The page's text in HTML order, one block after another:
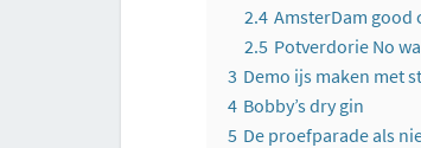
2.4 AmsterDam good
2.5 Potverdorie No
3 Demo ijs maken met
4 Bobby’s dry gin
5 De proefparade als